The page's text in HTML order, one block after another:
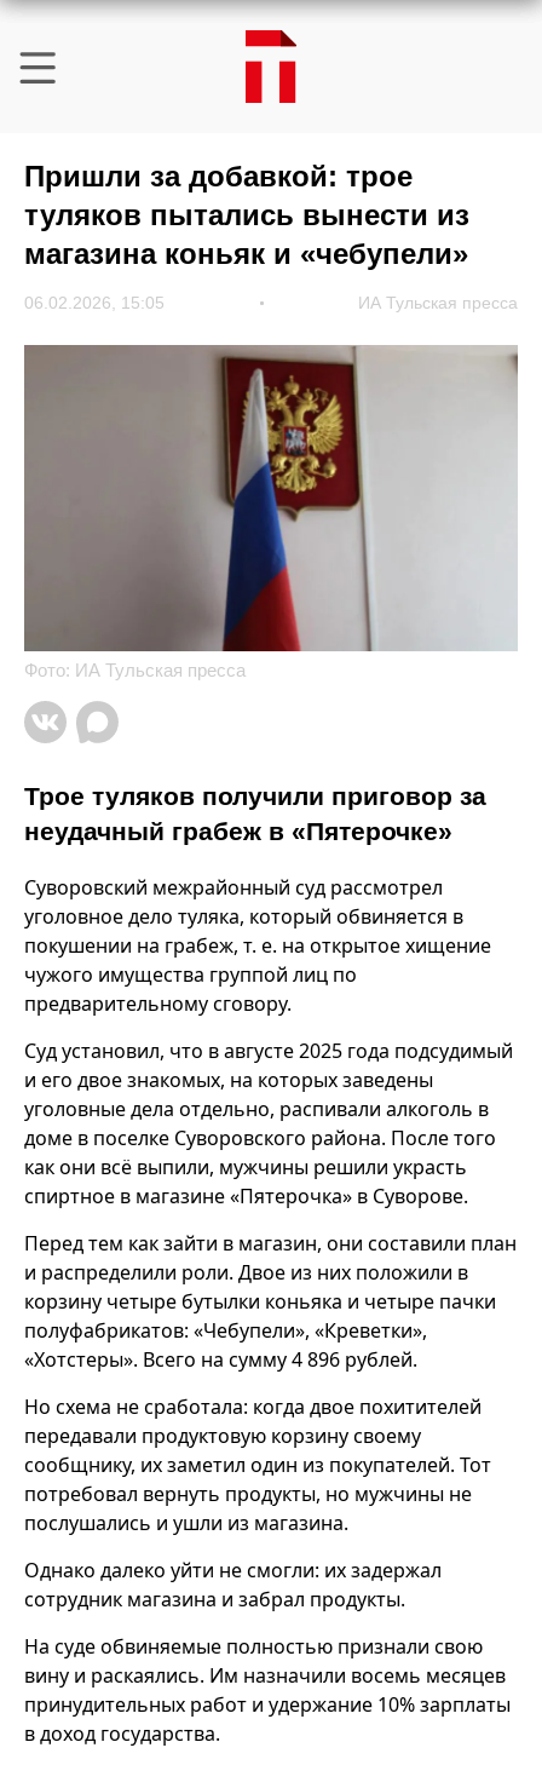
Пришли за добавкой: трое
туляков пытались вынести из
магазина коньяк и «чебупели»
06.02.2026, 15:05 ИА Тульская пресса
Фото: ИА Тульская пресса
Трое туляков получили приговор за
неудачный грабеж в «Пятерочке»
Суворовский межрайонный суд рассмотрел
уголовное дело туляка, который обвиняется в
покушении на грабеж, т. е. на открытое хищение
чужого имущества группой лиц по
предварительному сговору.
Суд установил, что в августе 2025 года подсудимый
и его двое знакомых, на которых заведены
уголовные дела отдельно, распивали алкоголь в
доме в поселке Суворовского района. После того
как они всё выпили, мужчины решили украсть
спиртное в магазине «Пятерочка» в Суворове.
Перед тем как зайти в магазин, они составили план
и распределили роли. Двое из них положили в
корзину четыре бутылки коньяка и четыре пачки
полуфабрикатов: «Чебупели», «Креветки»,
«Хотстеры». Всего на сумму 4 896 рублей.
Но схема не сработала: когда двое похитителей
передавали продуктовую корзину своему
сообщнику, их заметил один из покупателей. Тот
потребовал вернуть продукты, но мужчины не
послушались и ушли из магазина.
Однако далеко уйти не смогли: их задержал
сотрудник магазина и забрал продукты.
На суде обвиняемые полностью признали свою
вину и раскаялись. Им назначили восемь месяцев
принудительных работ и удержание 10% зарплаты
в доход государства.